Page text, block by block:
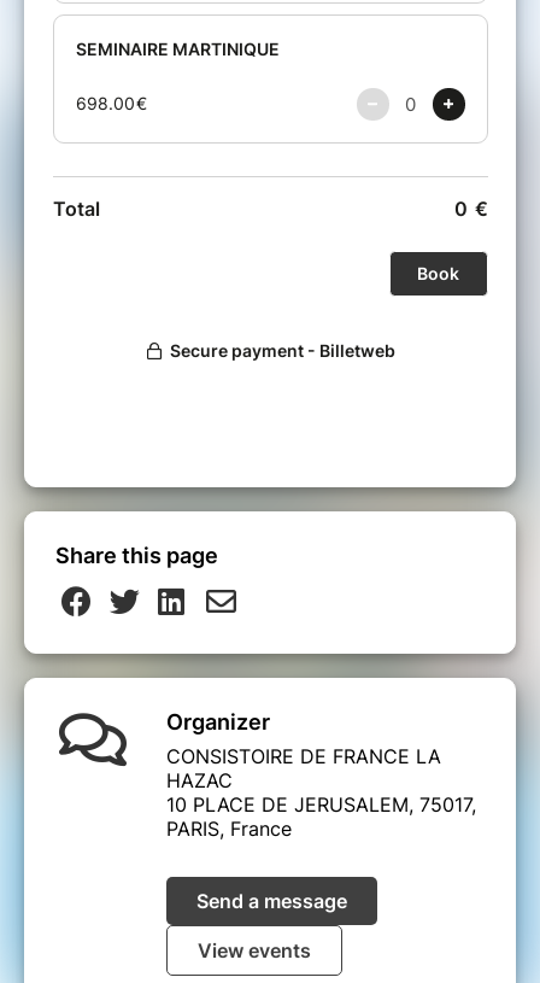
Share this page
Organizer
CONSISTOIRE DE FRANCE LA
HAZAC
10 PLACE DE JERUSALEM, 75017,
PARIS, France
Send a message
View events